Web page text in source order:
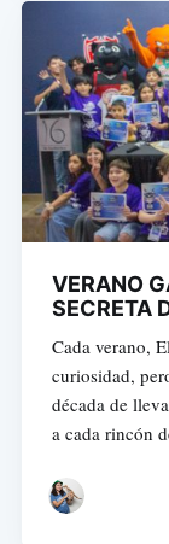
VERANO
SECRETA
Cada verano,
curiosidad,
década de
a cada rincón